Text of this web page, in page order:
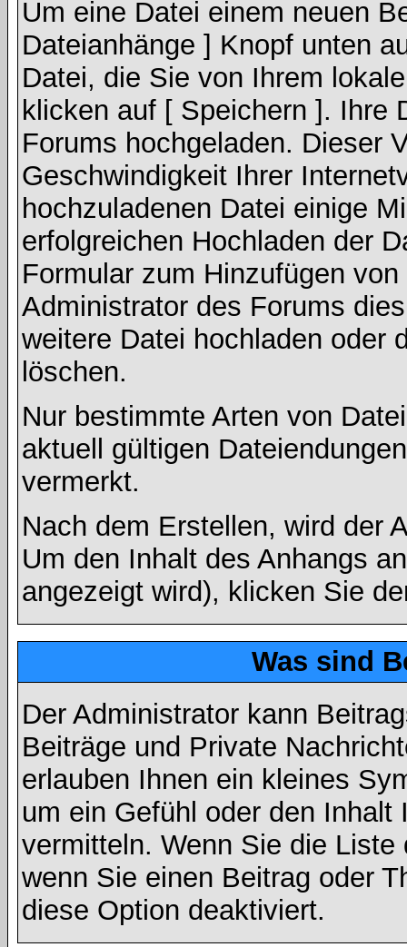
Um eine Datei einem neuen
Dateianhänge ] Knopf unten
Datei, die Sie von Ihrem
klicken auf [ Speichern ]. Ihre
Forums hochgeladen. Dieser
Geschwindigkeit Ihrer
hochzuladenen Datei einige
erfolgreichen Hochladen der
Formular zum Hinzufügen
Administrator des Forums
weitere Datei hochladen oder
löschen.
Nur bestimmte Arten von
aktuell gültigen
vermerkt.
Nach dem Erstellen, wird der
Um den Inhalt des Anhangs
angezeigt wird), klicken Sie
Was sind
Der Administrator kann
Beiträge und Private
erlauben Ihnen ein kleines
um ein Gefühl oder den
vermitteln. Wenn Sie die
wenn Sie einen Beitrag oder
diese Option deaktiviert.